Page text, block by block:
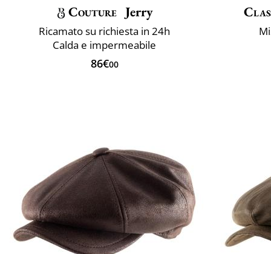
Couture Jerry
Ricamato su richiesta in 24h
Calda e impermeabile
86€00